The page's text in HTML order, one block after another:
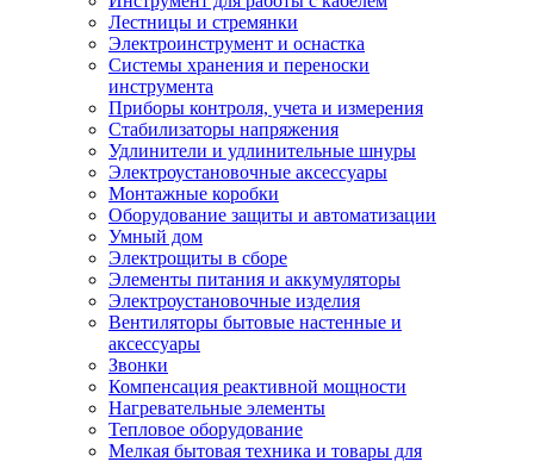
Лестницы и стремянки
Электроинструмент и оснастка
Системы хранения и переноски
инструмента
Приборы контроля, учета и измерения
Стабилизаторы напряжения
Удлинители и удлинительные шнуры
Электроустановочные аксессуары
Монтажные коробки
Оборудование защиты и автоматизации
Умный дом
Электрощиты в сборе
Элементы питания и аккумуляторы
Электроустановочные изделия
Вентиляторы бытовые настенные и
аксессуары
Звонки
Компенсация реактивной мощности
Нагревательные элементы
Тепловое оборудование
Мелкая бытовая техника и товары для